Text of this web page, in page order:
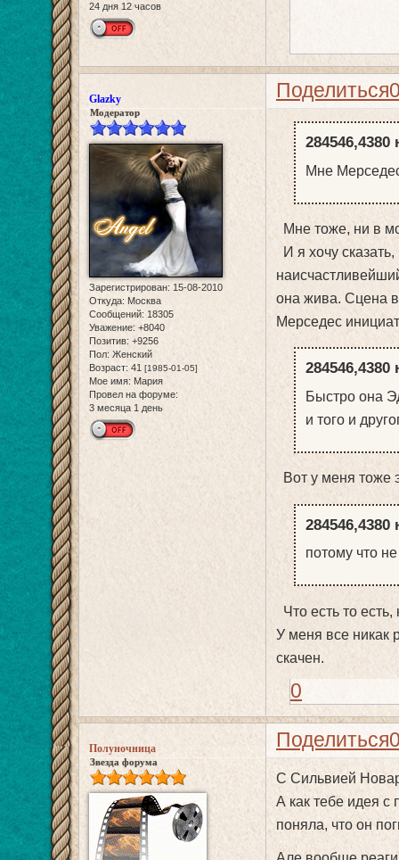
24 дня 12 часов
Поделиться
Glazky
Модератор
Зарегистрирован: 15-08-2010
Откуда: Москва
Сообщений: 18305
Уважение: +8040
Позитив: +9256
Пол: Женский
Возраст: 41 [1985-01-05]
Мое имя: Мария
Провел на форуме:
3 месяца 1 день
284546,4380
Мне
Мне тоже, ни в
И я хочу
она жива. Сцена
Мерседес
284546,4380
Быстро она
и того и
Вот у меня тоже
284546,4380
потому что
Что есть то
У меня все никак
скачен.
0
Поделиться
Полуночница
Звезда форума
С Сильвией
А как тебе идея с
поняла, что он